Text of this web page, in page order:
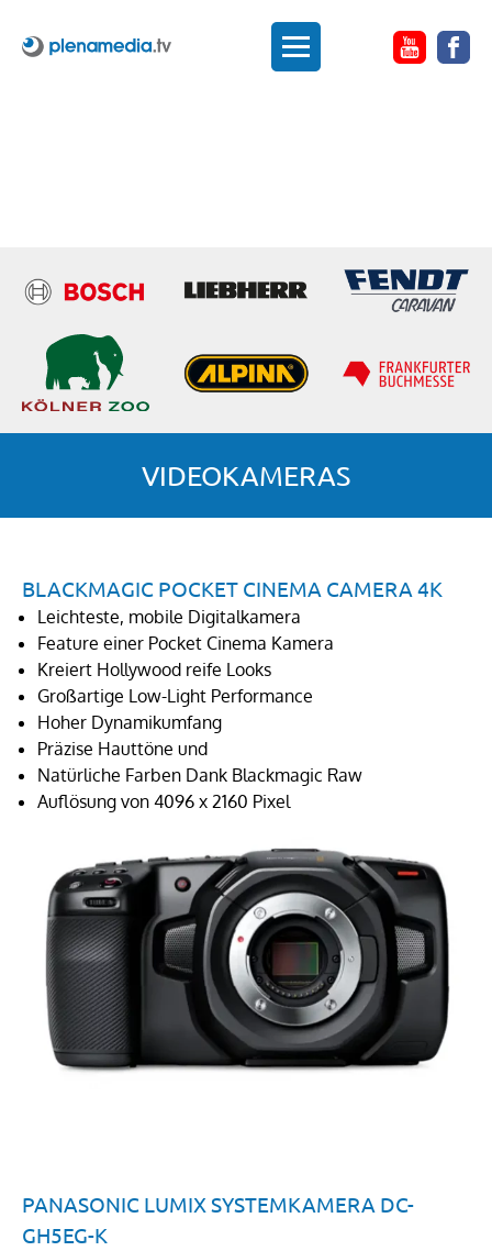
VIDEOKAMERAS
BLACKMAGIC POCKET CINEMA CAMERA 4K
Leichteste, mobile Digitalkamera
Feature einer Pocket Cinema Kamera
Kreiert Hollywood reife Looks
Großartige Low-Light Performance
Hoher Dynamikumfang
Präzise Hauttöne und
Natürliche Farben Dank Blackmagic Raw
Auflösung von 4096 x 2160 Pixel
PANASONIC LUMIX SYSTEMKAMERA DC-
GH5EG-K